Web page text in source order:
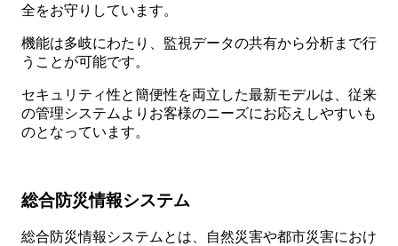
全をお守りしています。
機能は多岐にわたり、監視データの共有から分析まで行
うことが可能です。
セキュリティ性と簡便性を両立した最新モデルは、従来
の管理システムよりお客様のニーズにお応えしやすいも
のとなっています。
総合防災情報システム
総合防災情報システムとは、自然災害や都市災害におけ